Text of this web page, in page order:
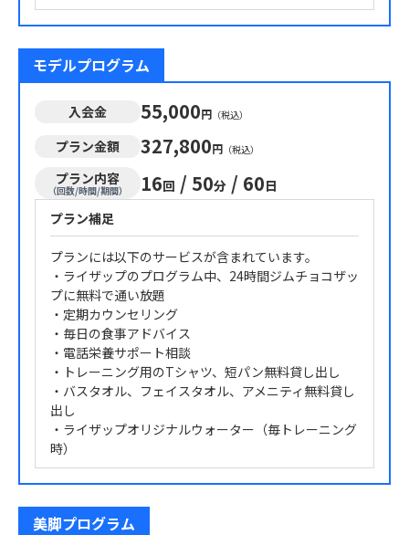
モデルプログラム
入会金 55,000円 （税込）
プラン金額 327,800円 （税込）
プラン内容
（回数/時間/期間） 16回 / 50分 / 60日
プラン補足
プランには以下のサービスが含まれています。
・ライザップのプログラム中、24時間ジムチョコザッ
プに無料で通い放題
・定期カウンセリング
・毎日の食事アドバイス
・電話栄養サポート相談
・トレーニング用のTシャツ、短パン無料貸し出し
・バスタオル、フェイスタオル、アメニティ無料貸し
出し
・ライザップオリジナルウォーター（毎トレーニング
時）
美脚プログラム